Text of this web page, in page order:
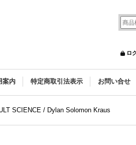
ロ
案内 特定商取引法表示 お問い合せ
SCIENCE / Dylan Solomon Kraus